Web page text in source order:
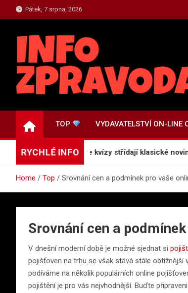
to
Pátek, 7 srpna, 2026
TOP.INFO-
TOP VYDAVATELSTVÍ ON-LINE
RYCHLÉ INFO
Proč online kvízy střídají klasické noviny a
Home Top Srovnání cen a podmínek pro vaše
Srovnání cen a
V dnešní moderní době je možné sjednat si
pojišťoven na trhu se však stává stále obtížnější
podíváme na několik populárních online
pojištění je pro vás nejvhodnější. Buďte